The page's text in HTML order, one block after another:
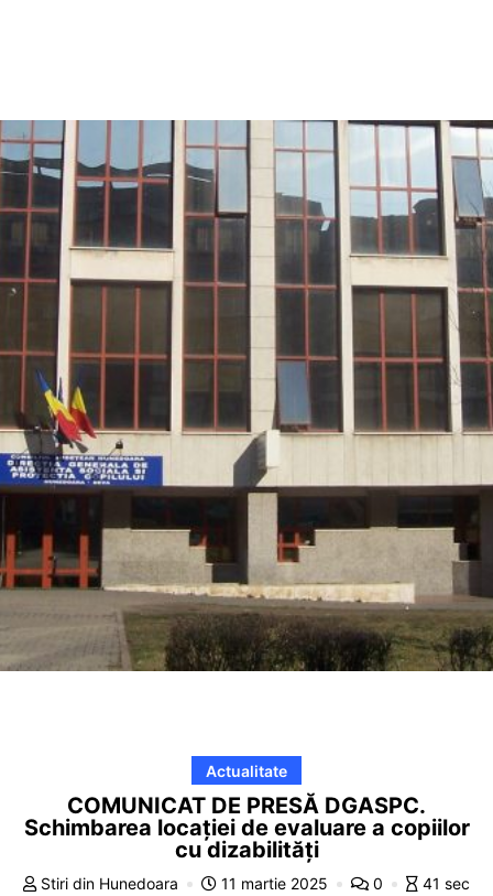
Actualitate
COMUNICAT DE PRESĂ DGASPC.
Schimbarea locației de evaluare a copiilor
cu dizabilități
Stiri din Hunedoara 11 martie 2025 0
41 sec